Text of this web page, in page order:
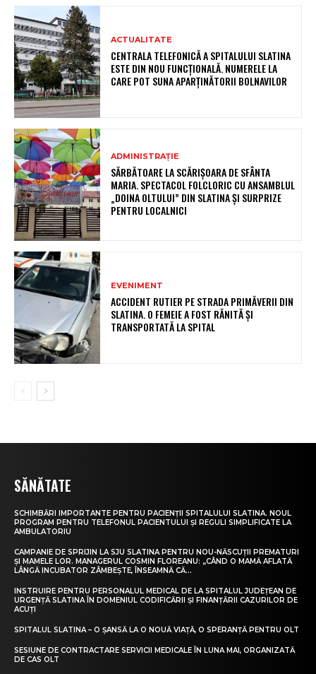
ACTUALITATE
CENTRALA TELEFONICĂ A SPITALULUI SLATINA
ESTE DIN NOU FUNCȚIONALĂ. NUMERELE LA
CARE POT SUNA APARȚINĂTORII BOLNAVILOR
ADMINISTRAȚIE
SĂRBĂTOARE LA SCĂRIȘOARA DE SFÂNTA
MARIA. SPECTACOL FOLCLORIC CU ANSAMBLUL
„DOINA OLTULUI” DIN SLATINA ȘI SURPRIZE
PENTRU LOCALNICI
EVENIMENT
ACCIDENT RUTIER PE STRADA PRIMĂVERII DIN
SLATINA. O FEMEIE A FOST RĂNITĂ ȘI
TRANSPORTATĂ LA SPITAL
SĂNĂTATE
SCHIMBĂRI IMPORTANTE PENTRU PACIENȚII SPITALULUI SLATINA. NOUL
PROGRAM PENTRU TELEFONUL PACIENTULUI ȘI REGULI SIMPLIFICATE LA
AMBULATORIU
CAMPANIE DE SPRIJIN LA SJU SLATINA PENTRU NOU-NĂSCUȚII PREMATURI
ȘI MAMELE LOR. MANAGERUL COSMIN FLOREANU: „CÂND O MAMĂ AFLATĂ
LÂNGĂ INCUBATOR ZÂMBEȘTE, ÎNSEAMNĂ CĂ...
INSTRUIRE PENTRU PERSONALUL MEDICAL DE LA SPITALUL JUDEȚEAN DE
URGENȚĂ SLATINA ÎN DOMENIUL CODIFICĂRII ȘI FINANȚĂRII CAZURILOR DE
ACUȚI
SPITALUL SLATINA – O ȘANSĂ LA O NOUĂ VIAȚĂ, O SPERANȚĂ PENTRU OLT
SESIUNE DE CONTRACTARE SERVICII MEDICALE ÎN LUNA MAI, ORGANIZATĂ
DE CAS OLT